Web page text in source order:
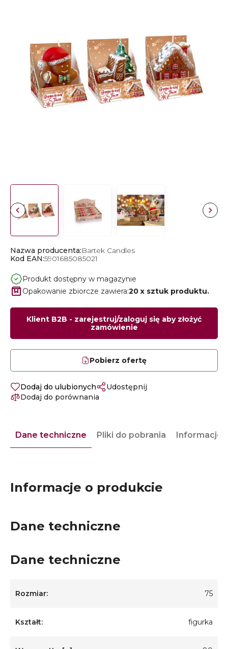
Nazwa producenta:Bartek Candles
Kod EAN:5901685085021
Produkt dostępny w magazynie
Opakowanie zbiorcze zawiera:20 x sztuk produktu.
Klient B2B - zarejestruj/zaloguj się aby złożyć
zamówienie
Pobierz ofertę
Dodaj do ulubionych
Udostępnij
Dodaj do porównania
Dane techniczne Pliki do pobrania Informacje
Informacje o produkcie
Dane techniczne
Dane techniczne
Rozmiar: 75
Kształt: figurka